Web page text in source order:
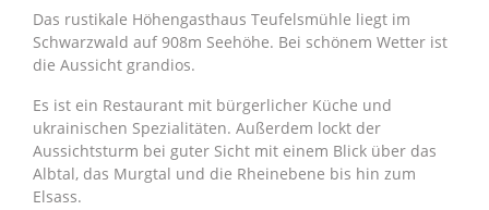
Das rustikale Höhengasthaus Teufelsmühle liegt im
Schwarzwald auf 908m Seehöhe. Bei schönem Wetter ist
die Aussicht grandios.
Es ist ein Restaurant mit bürgerlicher Küche und
ukrainischen Spezialitäten. Außerdem lockt der
Aussichtsturm bei guter Sicht mit einem Blick über das
Albtal, das Murgtal und die Rheinebene bis hin zum
Elsass.